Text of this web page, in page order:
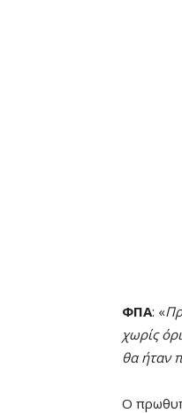
ΦΠΑ: «
χωρίς
θα ήταν
Ο